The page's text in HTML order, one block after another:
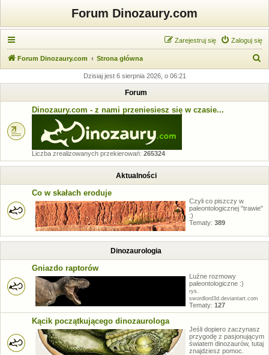
Forum Dinozaury.com
Zaloguj się
Zarejestruj się
Forum Dinozaury.com Strona główna
k
Dzisiaj jest 6 sierpnia 2026, o 06:21
Forum
Dinozaury.com - z nami przeniesiesz się w czasie...
Liczba zrealizowanych przekierowań: 265324
Aktualności
Co w skałach eroduje
Czyli co piszczy w
paleontologicznej "trawie"
:)
Tematy: 389
Dinozaurologia
Gniazdo raptorów
Luźne rozmowy
paleontologiczne :)
rys.
swordlord3d.deviantart.com
Tematy: 127
Kącik początkującego dinozaurologa
Jeśli dopiero zaczynasz
przygodę z pasjonującym
światem dinozaurów, tutaj
znajdziesz pomoc.